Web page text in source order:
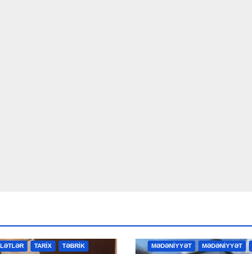
MƏDƏNİYYƏT MƏDƏNİYYƏT
TARİX TƏBRİK MƏDƏNİYYƏT MƏDƏNİYYƏT